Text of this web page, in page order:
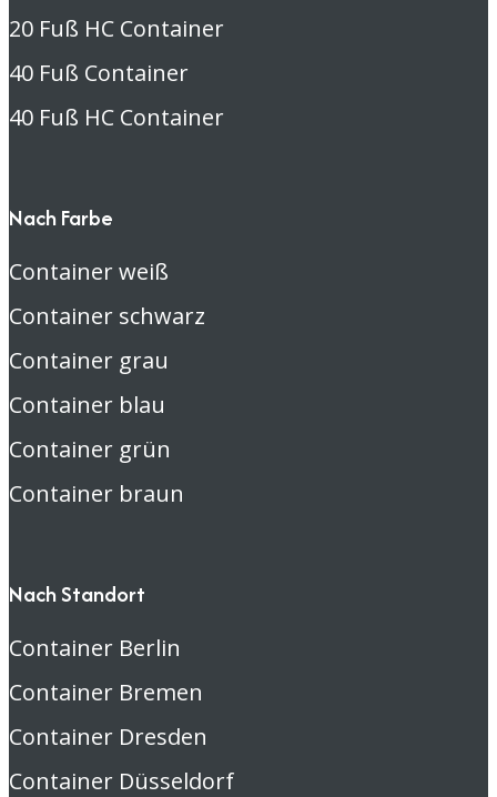
20 Fuß HC Container
40 Fuß Container
40 Fuß HC Container
Nach Farbe
Container weiß
Container schwarz
Container grau
Container blau
Container grün
Container braun
Nach Standort
Container Berlin
Container Bremen
Container Dresden
Container Düsseldorf